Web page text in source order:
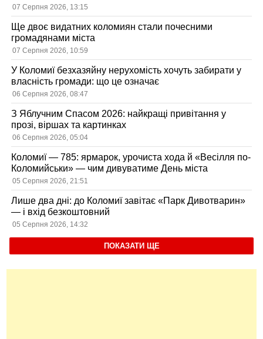
07 Серпня 2026, 13:15
Ще двоє видатних коломиян стали почесними
громадянами міста
07 Серпня 2026, 10:59
У Коломиї безхазяйну нерухомість хочуть забирати у
власність громади: що це означає
06 Серпня 2026, 08:47
З Яблучним Спасом 2026: найкращі привітання у
прозі, віршах та картинках
06 Серпня 2026, 05:04
Коломиї — 785: ярмарок, урочиста хода й «Весілля по-
Коломийськи» — чим дивуватиме День міста
05 Серпня 2026, 21:51
Лише два дні: до Коломиї завітає «Парк Дивотварин»
— і вхід безкоштовний
05 Серпня 2026, 14:32
ПОКАЗАТИ ЩЕ